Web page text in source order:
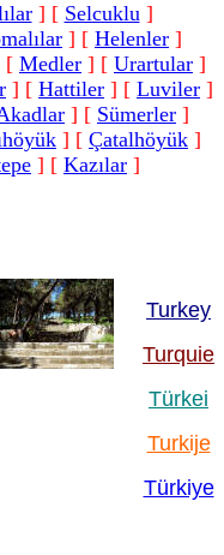
] [ Selcuklu]
] [ Helenler ]
[ Medler ] [ Urartular ]
] [ Hattiler ] [ Luviler ]
] [ Sümerler ]
] [ Çatalhöyük ]
] [ Kazılar ]
Turkey
Turquie
Türkei
Turkije
Türkiye